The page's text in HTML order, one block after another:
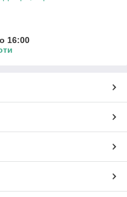
16:00